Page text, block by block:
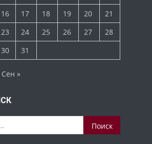
16 17 18 19 20
21
23 24 25 26 27
28
30 31
Сен »
Найти: